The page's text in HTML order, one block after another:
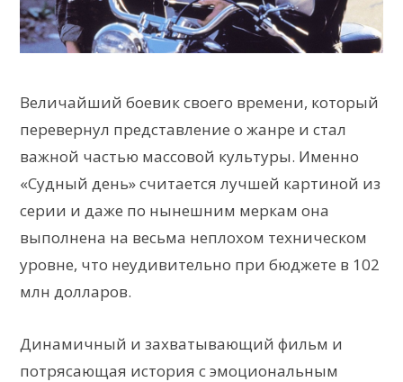
Величайший боевик своего времени, который
перевернул представление о жанре и стал
важной частью массовой культуры. Именно
«Судный день» считается лучшей картиной из
серии и даже по нынешним меркам она
выполнена на весьма неплохом техническом
уровне, что неудивительно при бюджете в 102
млн долларов.
Динамичный и захватывающий фильм и
потрясающая история с эмоциональным